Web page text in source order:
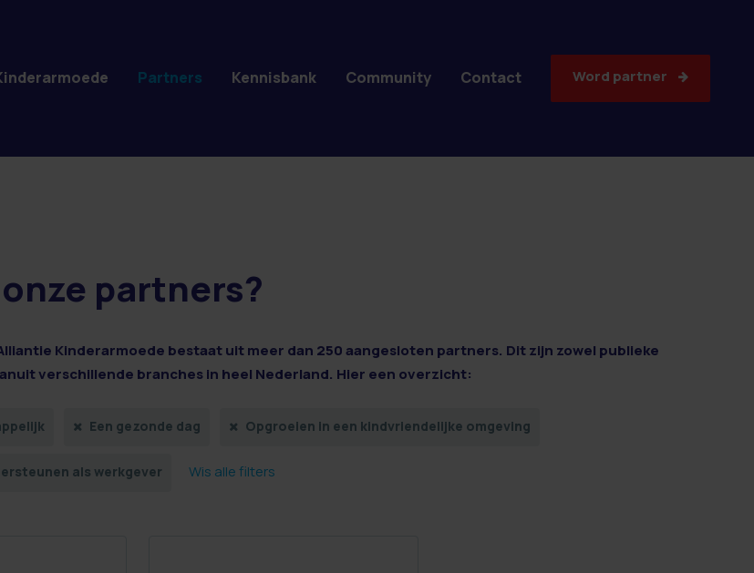
partners?
Kinderarmoede bestaat uit meer dan 250 aangesloten partners. Dit zijn zowel publieke
verschillende branches in heel Nederland. Hier een overzicht:
Een gezonde dag Opgroeien in een kindvriendelijke omgeving
als werkgever Wis alle filters
Partners Kennisbank Community Contact Word partner